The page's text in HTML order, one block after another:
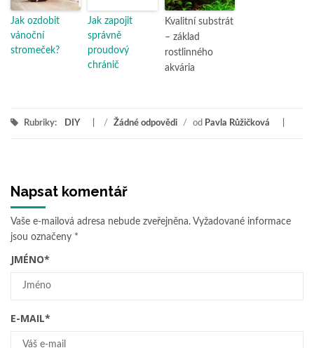
Jak ozdobit
vánoční
stromeček?
Jak zapojit
správně
proudový
chránič
Kvalitní substrát
– základ
rostlinného
akvária
Rubriky: DIY / Žádné odpovědi / od Pavla Růžičková
Napsat komentář
Vaše e-mailová adresa nebude zveřejněna. Vyžadované informace
jsou označeny *
JMÉNO*
E-MAIL*